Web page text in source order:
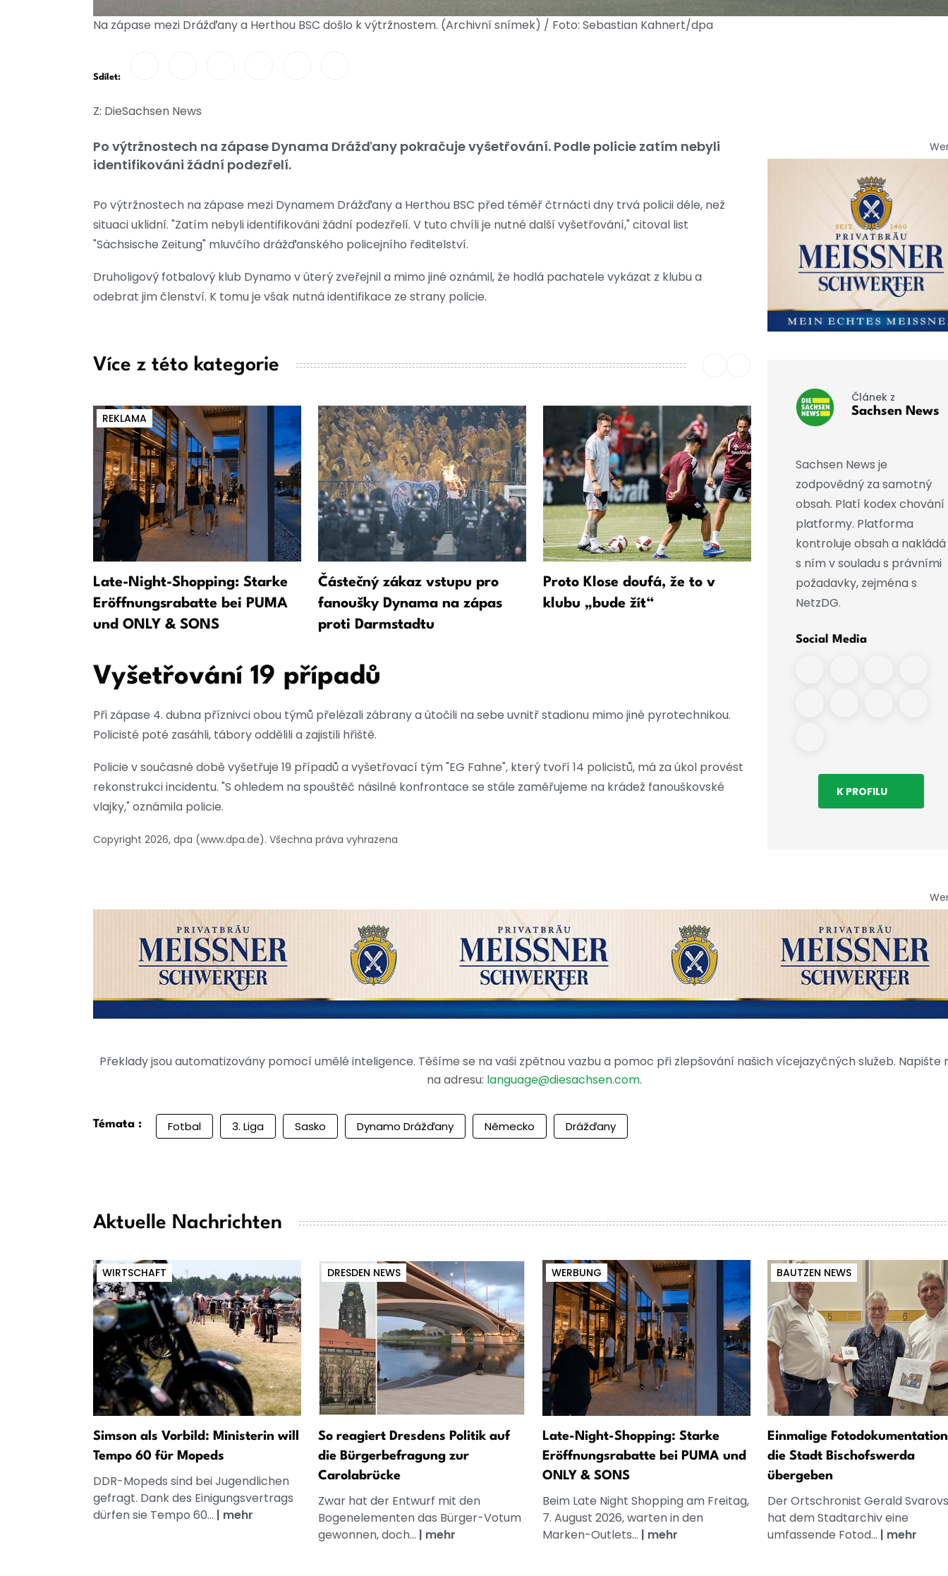
Na zápase mezi Drážďany a Herthou BSC došlo k výtržnostem. (Archivní snímek) / Foto: Sebastian Kahnert/dpa
Sdílet:
Z: DieSachsen News
Po výtržnostech na zápase Dynama Drážďany pokračuje vyšetřování. Podle policie zatím nebyli
identifikováni žádní podezřelí.
Po výtržnostech na zápase mezi Dynamem Drážďany a Herthou BSC před téměř čtrnácti dny trvá policii déle, než
situaci uklidní. "Zatím nebyli identifikováni žádní podezřelí. V tuto chvíli je nutné další vyšetřování," citoval list
"Sächsische Zeitung" mluvčího drážďanského policejního ředitelství.
Druholigový fotbalový klub Dynamo v úterý zveřejnil a mimo jiné oznámil, že hodlá pachatele vykázat z klubu a
odebrat jim členství. K tomu je však nutná identifikace ze strany policie.
Více z této kategorie
REKLAMA
Late-Night-Shopping: Starke
Eröffnungsrabatte bei PUMA
und ONLY & SONS
Částečný zákaz vstupu pro
fanoušky Dynama na zápas
proti Darmstadtu
Proto Klose doufá, že to v
klubu „bude žít“
„Pele“ Wollitz – poslední
druhu?
Vyšetřování 19 případů
Při zápase 4. dubna příznivci obou týmů přelézali zábrany a útočili na sebe uvnitř stadionu mimo jiné pyrotechnikou.
Policisté poté zasáhli, tábory oddělili a zajistili hřiště.
Policie v současné době vyšetřuje 19 případů a vyšetřovací tým "EG Fahne", který tvoří 14 policistů, má za úkol provést
rekonstrukci incidentu. "S ohledem na spouštěč násilné konfrontace se stále zaměřujeme na krádež fanouškovské
vlajky," oznámila policie.
Copyright 2026, dpa (www.dpa.de). Všechna práva vyhrazena
Článek z
Sachsen News
Sachsen News je
zodpovědný za samotný
obsah. Platí kodex chování
platformy. Platforma
kontroluje obsah a nakládá
s ním v souladu s právními
požadavky, zejména s
NetzDG.
Social Media
K PROFILU
Překlady jsou automatizovány pomocí umělé inteligence. Těšíme se na vaši zpětnou vazbu a pomoc při zlepšování našich vícejazyčných služeb. Napište
na adresu: language@diesachsen.com.
Témata : Fotbal 3. Liga Sasko Dynamo Drážďany Německo Drážďany
Aktuelle Nachrichten
WIRTSCHAFT
Simson als Vorbild: Ministerin will
Tempo 60 für Mopeds
DDR-Mopeds sind bei Jugendlichen
gefragt. Dank des Einigungsvertrags
dürfen sie Tempo 60... | mehr
DRESDEN NEWS
So reagiert Dresdens Politik auf
die Bürgerbefragung zur
Carolabrücke
Zwar hat der Entwurf mit den
Bogenelementen das Bürger-Votum
gewonnen, doch... | mehr
WERBUNG
Late-Night-Shopping: Starke
Eröffnungsrabatte bei PUMA und
ONLY & SONS
Beim Late Night Shopping am Freitag,
7. August 2026, warten in den
Marken-Outlets... | mehr
BAUTZEN NEWS
Einmalige
die Stadt Bischofswerda
übergeben
Der Ortschronist Gerald
hat dem Stadtarchiv eine
umfassende Fotod... | mehr